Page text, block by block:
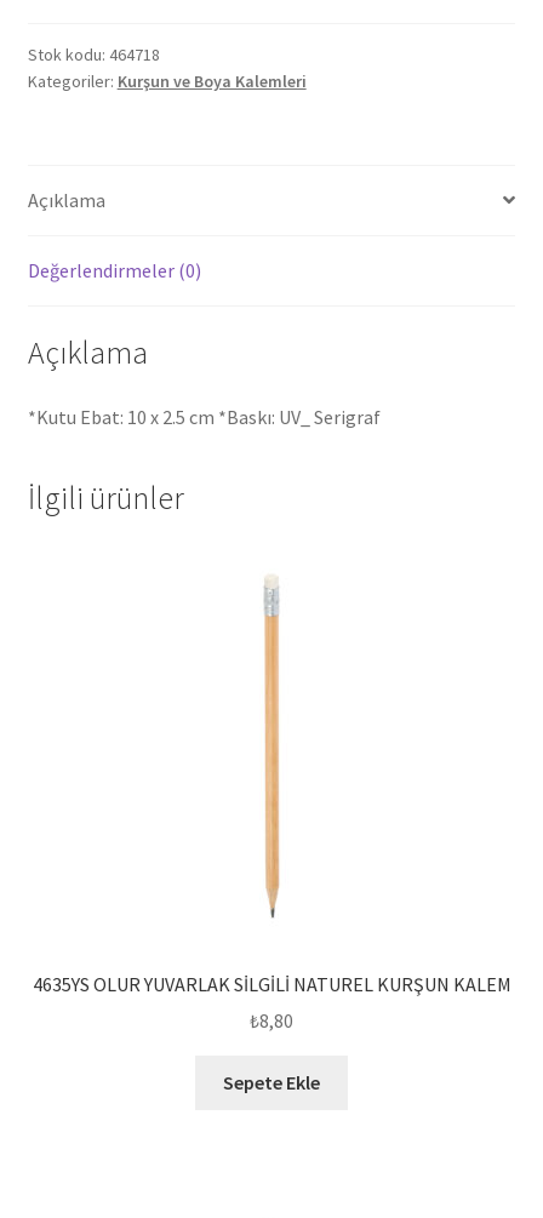
Stok kodu: 464718
Kategoriler: Kurşun ve Boya Kalemleri
Açıklama
Değerlendirmeler (0)
Açıklama
*Kutu Ebat: 10 x 2.5 cm *Baskı: UV_ Serigraf
İlgili ürünler
4635YS OLUR YUVARLAK SİLGİLİ NATUREL KURŞUN KALEM
₺8,80
Sepete Ekle